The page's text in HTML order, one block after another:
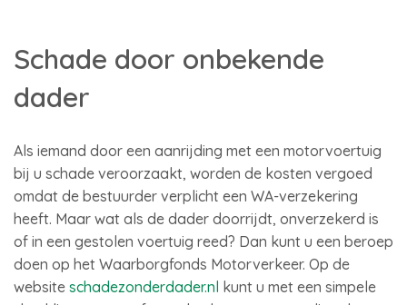
Schade door onbekende
dader
Als iemand door een aanrijding met een motorvoertuig
bij u schade veroorzaakt, worden de kosten vergoed
omdat de bestuurder verplicht een WA-verzekering
heeft. Maar wat als de dader doorrijdt, onverzekerd is
of in een gestolen voertuig reed? Dan kunt u een beroep
doen op het Waarborgfonds Motorverkeer. Op de
website schadezonderdader.nl kunt u met een simpele